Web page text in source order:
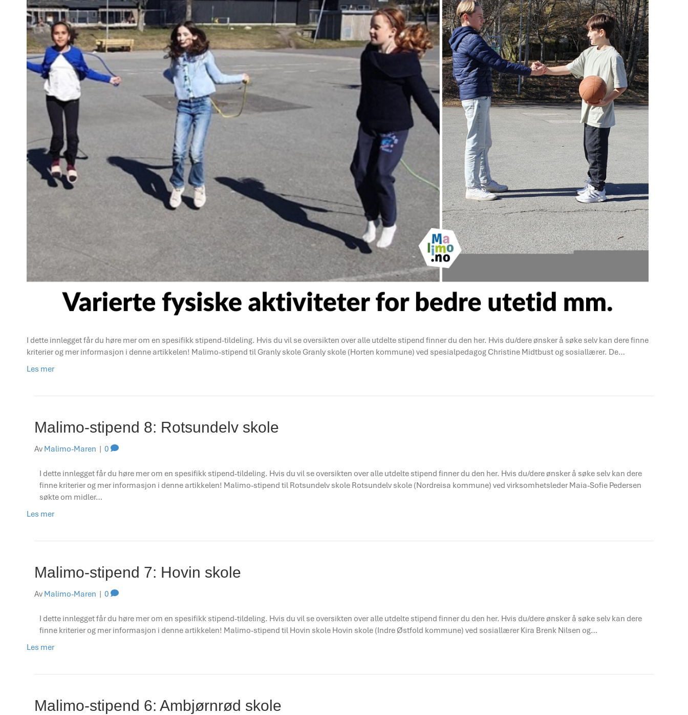
I dette innlegget får du høre mer om en spesifikk stipend-tildeling. Hvis du vil se oversikten over alle utdelte stipend finner du den her. Hvis du/dere ønsker å søke selv kan dere finne
kriterier og mer informasjon i denne artikkelen! Malimo-stipend til Granly skole Granly skole (Horten kommune) ved spesialpedagog Christine Midtbust og sosiallærer. De…
Les mer
Malimo-stipend 8: Rotsundelv skole
Av Malimo-Maren | 0
I dette innlegget får du høre mer om en spesifikk stipend-tildeling. Hvis du vil se oversikten over alle utdelte stipend finner du den her. Hvis du/dere ønsker å søke selv kan dere
finne kriterier og mer informasjon i denne artikkelen! Malimo-stipend til Rotsundelv skole Rotsundelv skole (Nordreisa kommune) ved virksomhetsleder Maia-Sofie Pedersen
søkte om midler…
Les mer
Malimo-stipend 7: Hovin skole
Av Malimo-Maren | 0
I dette innlegget får du høre mer om en spesifikk stipend-tildeling. Hvis du vil se oversikten over alle utdelte stipend finner du den her. Hvis du/dere ønsker å søke selv kan dere
finne kriterier og mer informasjon i denne artikkelen! Malimo-stipend til Hovin skole Hovin skole (Indre Østfold kommune) ved sosiallærer Kira Brenk Nilsen og…
Les mer
Malimo-stipend 6: Ambjørnrød skole